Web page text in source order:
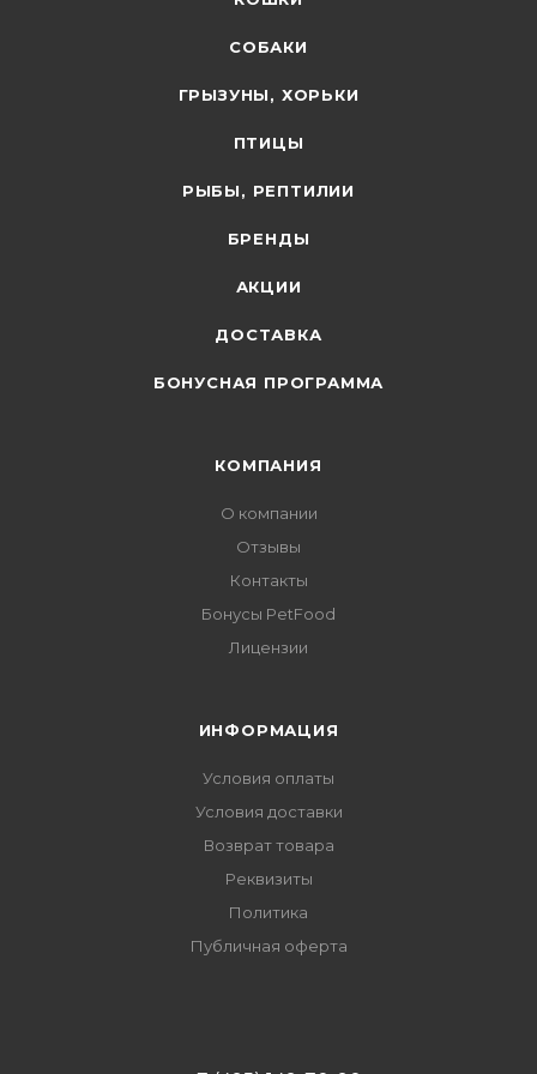
СОБАКИ
ГРЫЗУНЫ, ХОРЬКИ
ПТИЦЫ
РЫБЫ, РЕПТИЛИИ
БРЕНДЫ
АКЦИИ
ДОСТАВКА
БОНУСНАЯ ПРОГРАММА
КОМПАНИЯ
О компании
Отзывы
Контакты
Бонусы PetFood
Лицензии
ИНФОРМАЦИЯ
Условия оплаты
Условия доставки
Возврат товара
Реквизиты
Политика
Публичная оферта